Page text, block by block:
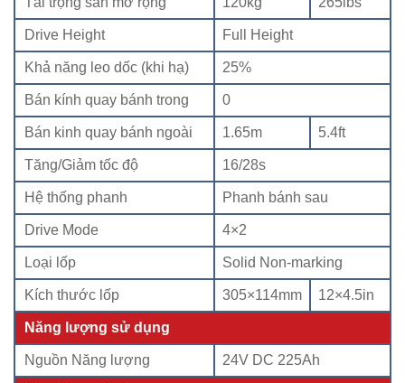
Drive Height Full Height
Khả năng leo dốc (khi hạ) 25%
Bán kính quay bánh trong 0
Bán kinh quay bánh ngoài 1.65m 5.4ft
Tăng/Giảm tốc độ 16/28s
Hệ thống phanh Phanh bánh sau
Drive Mode 4×2
Loại lốp Solid Non-marking
Kích thước lốp 305×114mm 12×4.5in
Năng lượng sử dụng
Nguồn Năng lượng 24V DC 225Ah